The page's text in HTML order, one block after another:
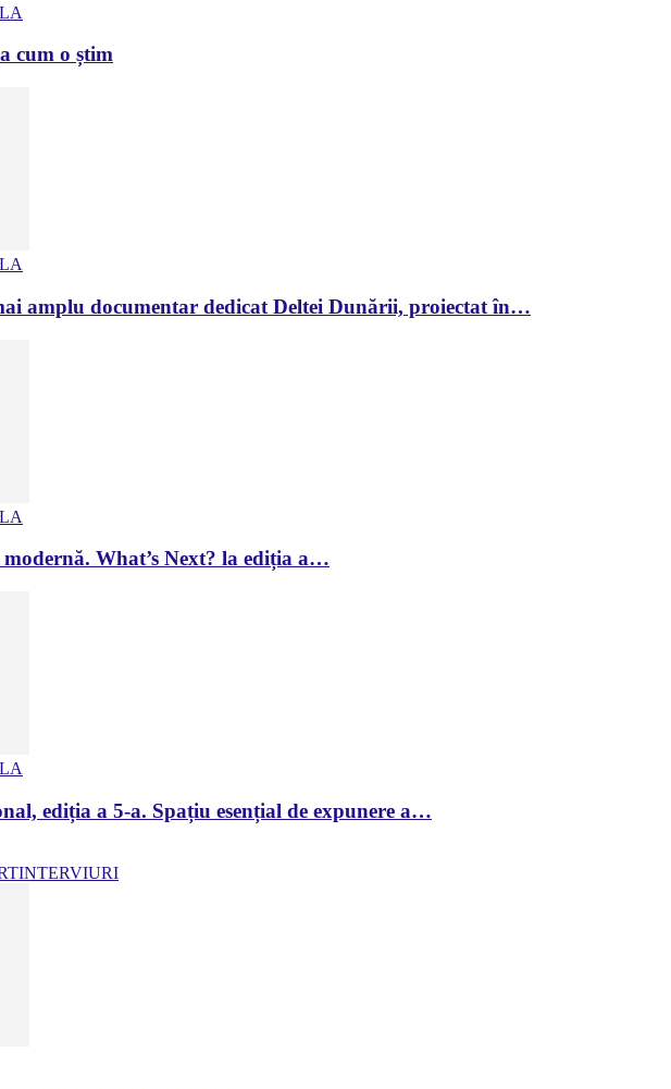
cum o știm
amplu documentar dedicat Deltei Dunării, proiectat în…
What’s Next? la ediția a…
ediția a 5-a. Spațiu esențial de expunere a…
INTERVIURI